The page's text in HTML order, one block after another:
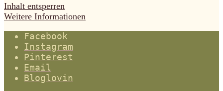
Inhalt entsperren
Weitere Informationen
Facebook
Instagram
Pinterest
Email
Bloglovin